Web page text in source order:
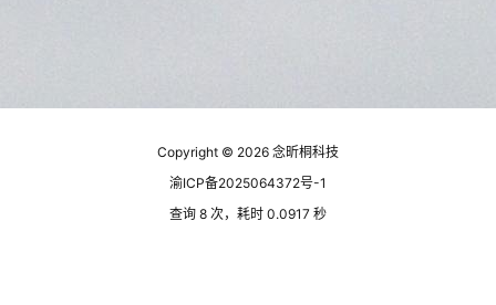
Copyright © 2026 念昕桐科技
渝ICP备2025064372号-1
查询 8 次，耗时 0.0917 秒